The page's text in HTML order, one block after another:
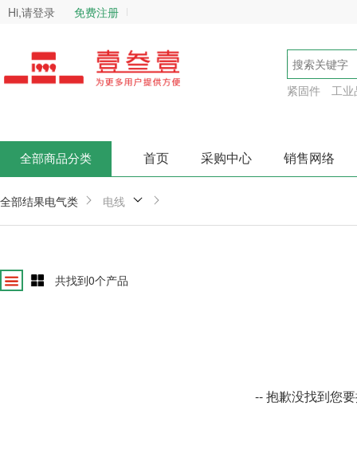
Hi,请登录 免费注册
紧固件 工业
全部商品分类 首页 采购中心 销售网络
全部结果电气类 电线
共找到0个产品
-- 抱歉没找到您